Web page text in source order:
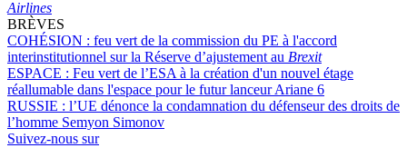
Airlines
BRÈVES
COHÉSION : feu vert de la commission du PE à l'accord
interinstitutionnel sur la Réserve d’ajustement au Brexit
ESPACE : Feu vert de l’ESA à la création d'un nouvel étage
réallumable dans l'espace pour le futur lanceur Ariane 6
RUSSIE : l’UE dénonce la condamnation du défenseur des droits de
l’homme Semyon Simonov
Suivez-nous sur